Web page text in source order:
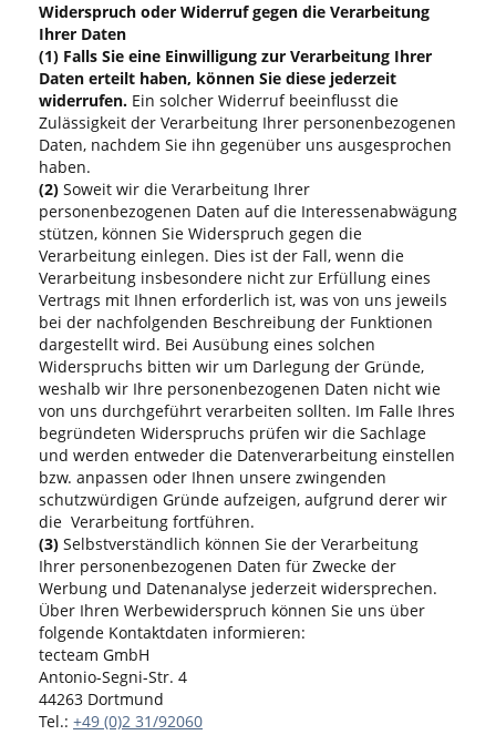
Widerspruch oder Widerruf gegen die Verarbeitung
Ihrer Daten
(1) Falls Sie eine Einwilligung zur Verarbeitung Ihrer
Daten erteilt haben, können Sie diese jederzeit
widerrufen. Ein solcher Widerruf beeinflusst die
Zulässigkeit der Verarbeitung Ihrer personenbezogenen
Daten, nachdem Sie ihn gegenüber uns ausgesprochen
haben.
(2) Soweit wir die Verarbeitung Ihrer
personenbezogenen Daten auf die Interessenabwägung
stützen, können Sie Widerspruch gegen die
Verarbeitung einlegen. Dies ist der Fall, wenn die
Verarbeitung insbesondere nicht zur Erfüllung eines
Vertrags mit Ihnen erforderlich ist, was von uns jeweils
bei der nachfolgenden Beschreibung der Funktionen
dargestellt wird. Bei Ausübung eines solchen
Widerspruchs bitten wir um Darlegung der Gründe,
weshalb wir Ihre personenbezogenen Daten nicht wie
von uns durchgeführt verarbeiten sollten. Im Falle Ihres
begründeten Widerspruchs prüfen wir die Sachlage
und werden entweder die Datenverarbeitung einstellen
bzw. anpassen oder Ihnen unsere zwingenden
schutzwürdigen Gründe aufzeigen, aufgrund derer wir
die Verarbeitung fortführen.
(3) Selbstverständlich können Sie der Verarbeitung
Ihrer personenbezogenen Daten für Zwecke der
Werbung und Datenanalyse jederzeit widersprechen.
Über Ihren Werbewiderspruch können Sie uns über
folgende Kontaktdaten informieren:
tecteam GmbH
Antonio-Segni-Str. 4
44263 Dortmund
Tel.: +49 (0)2 31/92060